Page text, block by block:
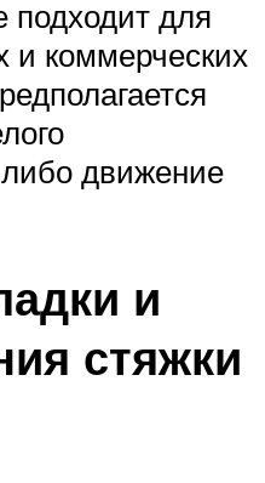
для
коммерческих
движение
и
стяжки